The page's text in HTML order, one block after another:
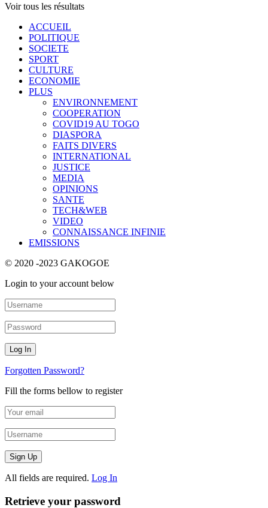
Voir tous les résultats
ACCUEIL
POLITIQUE
SOCIETE
SPORT
CULTURE
ECONOMIE
PLUS
ENVIRONNEMENT
COOPERATION
COVID19 AU TOGO
DIASPORA
FAITS DIVERS
INTERNATIONAL
JUSTICE
MEDIA
OPINIONS
SANTE
TECH&WEB
VIDEO
CONNAISSANCE INFINIE
EMISSIONS
© 2020 -2023 GAKOGOE
Login to your account below
Forgotten Password?
Fill the forms bellow to register
All fields are required. Log In
Retrieve your password